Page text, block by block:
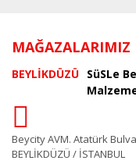
MAĞAZALARIMIZ
BEYLİKDÜZÜ SüSLe
Beycity AVM. Atatürk
BEYLİKDÜZÜ / İSTANBUL